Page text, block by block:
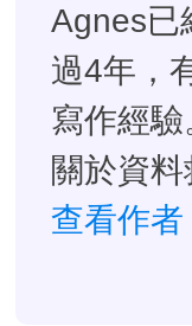
Agnes已
過4年，
寫作經
關於資
理或備份
查看作者